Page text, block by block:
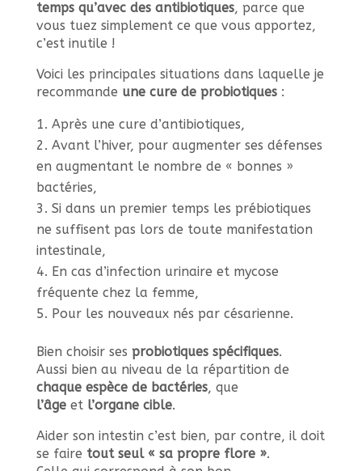
temps qu’avec des antibiotiques, parce que
vous tuez simplement ce que vous apportez,
c’est inutile !
Voici les principales situations dans laquelle je
recommande une cure de probiotiques:
Après une cure d’antibiotiques,
Avant l’hiver, pour augmenter ses défenses
en augmentant le nombre de « bonnes »
bactéries,
Si dans un premier temps les prébiotiques
ne suffisent pas lors de toute manifestation
intestinale,
En cas d’infection urinaire et mycose
fréquente chez la femme,
Pour les nouveaux nés par césarienne.
Bien choisir ses probiotiques spécifiques.
Aussi bien au niveau de la répartition de
chaque espèce de bactéries, que
l’âgeet l’organe cible.
Aider son intestin c’est bien, par contre, il doit
se faire tout seul « sa propre flore ».